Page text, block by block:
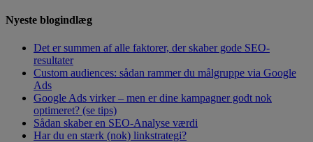
Nyeste blogindlæg
Det er summen af alle faktorer, der skaber gode SEO-
resultater
Custom audiences: sådan rammer du målgruppe via Google
Ads
Google Ads virker – men er dine kampagner godt nok
optimeret? (se tips)
Sådan skaber en SEO-Analyse værdi
Har du en stærk (nok) linkstrategi?